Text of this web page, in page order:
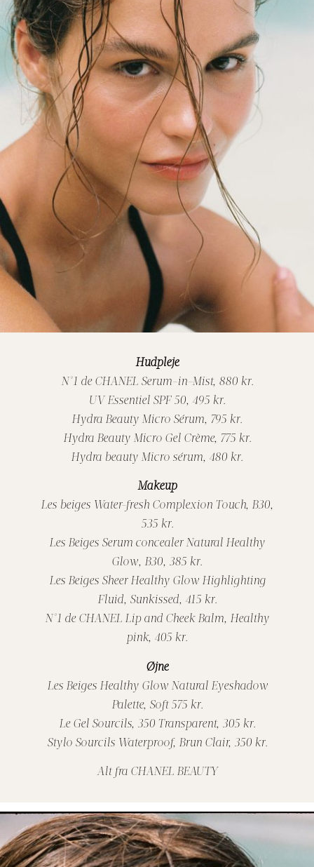
Hudpleje
N°1 de CHANEL Serum-in-Mist, 880 kr.
UV Essentiel SPF 50, 495 kr.
Hydra Beauty Micro Sérum, 795 kr.
Hydra Beauty Micro Gel Crème, 775 kr.
Hydra beauty Micro sérum, 480 kr.
Makeup
Les beiges Water-fresh Complexion Touch, B30,
535 kr.
Les Beiges Serum concealer Natural Healthy
Glow, B30, 385 kr.
Les Beiges Sheer Healthy Glow Highlighting
Fluid, Sunkissed, 415 kr.
N°1 de CHANEL Lip and Cheek Balm, Healthy
pink, 405 kr.
Øjne
Les Beiges Healthy Glow Natural Eyeshadow
Palette, Soft 575 kr.
Le Gel Sourcils, 350 Transparent, 305 kr.
Stylo Sourcils Waterproof, Brun Clair, 350 kr.
Alt fra CHANEL BEAUTY